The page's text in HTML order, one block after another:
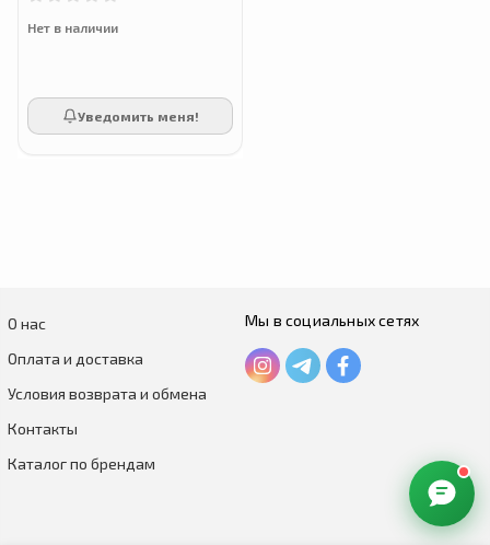
Нет в наличии
Уведомить меня!
О нас
Оплата и доставка
Условия возврата и обмена
Контакты
Каталог по брендам
Мы в социальных сетях